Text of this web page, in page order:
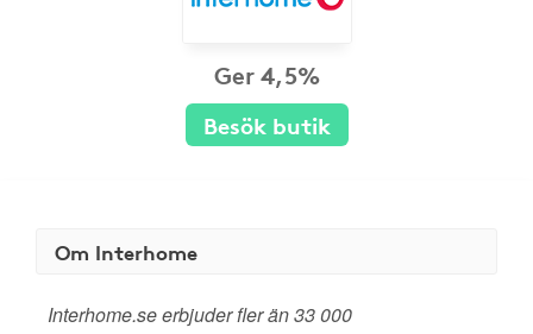
Ger 4,5%
Besök butik
Om Interhome
Interhome.se erbjuder fler än 33 000